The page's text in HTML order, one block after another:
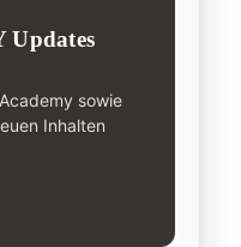
Updates
sowie
Inhalten